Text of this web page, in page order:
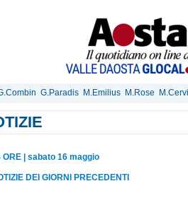
G.Paradis M.Emilius M.Rose
ORE sabato 16 maggio
DEI GIORNI PRECEDENTI